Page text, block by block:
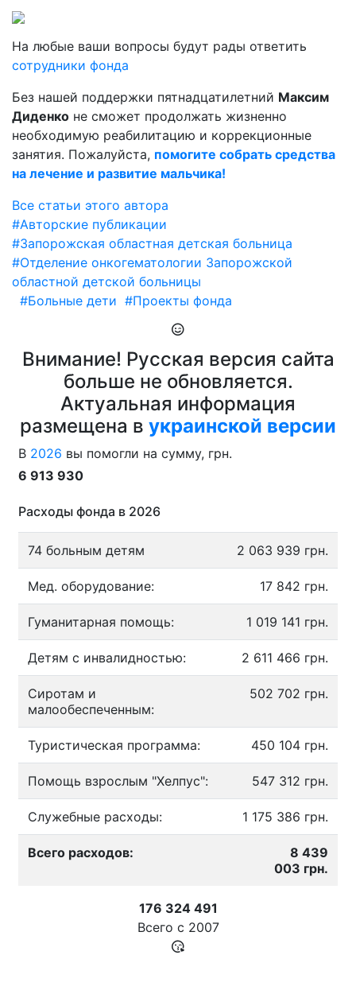
На любые ваши вопросы будут рады ответить
сотрудники фонда
Без нашей поддержки пятнадцатилетний Максим
Диденко не сможет продолжать жизненно
необходимую реабилитацию и коррекционные
занятия. Пожалуйста, помогите собрать средства
на лечение и развитие мальчика!
Все статьи этого автора
#Авторские публикации
#Запорожская областная детская больница
#Отделение онкогематологии Запорожской
областной детской больницы
#Больные дети #Проекты фонда
Внимание! Русская версия сайта
больше не обновляется.
Актуальная информация
размещена в украинской версии
В 2026 вы помогли на сумму, грн.
6 913 930
Расходы фонда в 2026
74 больным детям 2 063 939 грн.
Мед. оборудование: 17 842 грн.
Гуманитарная помощь: 1 019 141 грн.
Детям с инвалидностью: 2 611 466 грн.
Сиротам и
малообеспеченным:
502 702 грн.
Туристическая программа: 450 104 грн.
Помощь взрослым "Хелпус": 547 312 грн.
Служебные расходы: 1 175 386 грн.
Всего расходов:
8 439
003 грн.
176 324 491
Всего с 2007